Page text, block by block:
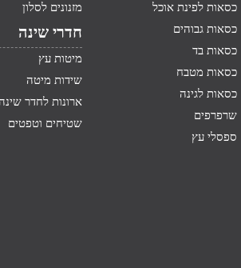
כסאות לפינת אוכל
כסאות גבוהים
כסאות בד
כסאות מטבח
כסאות לגינה
שרפרפים
ספסלי עץ
מזנונים לסלון
חדרי שינה
מיטות עץ
שידות מיטה
ארונות לחדר
שטיחים וטפטים